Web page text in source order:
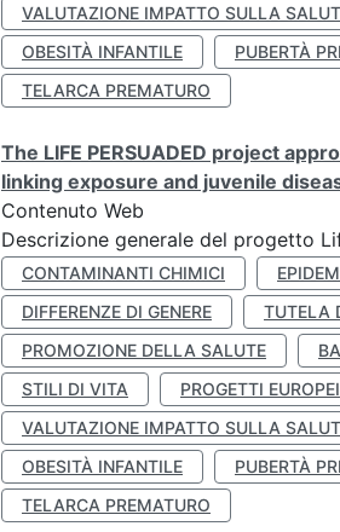
VALUTAZIONE IMPATTO SULLA
OBESITÀ INFANTILE
PUBERTÀ
TELARCA PREMATURO
The LIFE PERSUADED project
linking exposure and juvenile
Contenuto Web
Descrizione generale del progetto
CONTAMINANTI CHIMICI
DIFFERENZE DI GENERE
TUTELA
PROMOZIONE DELLA SALUTE
STILI DI VITA
PROGETTI EUROPEI
VALUTAZIONE IMPATTO SULLA
OBESITÀ INFANTILE
PUBERTÀ
TELARCA PREMATURO